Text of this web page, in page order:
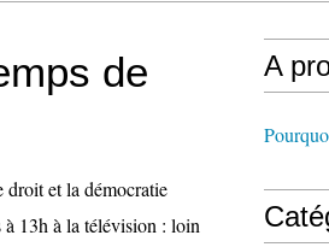
de
droit et la démocratie
13h à la télévision : loin
A